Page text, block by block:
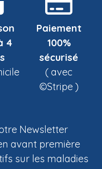
4
Paiement
100%
sécurisé
( avec
©Stripe )
Newsletter
avant première
sur les maladies